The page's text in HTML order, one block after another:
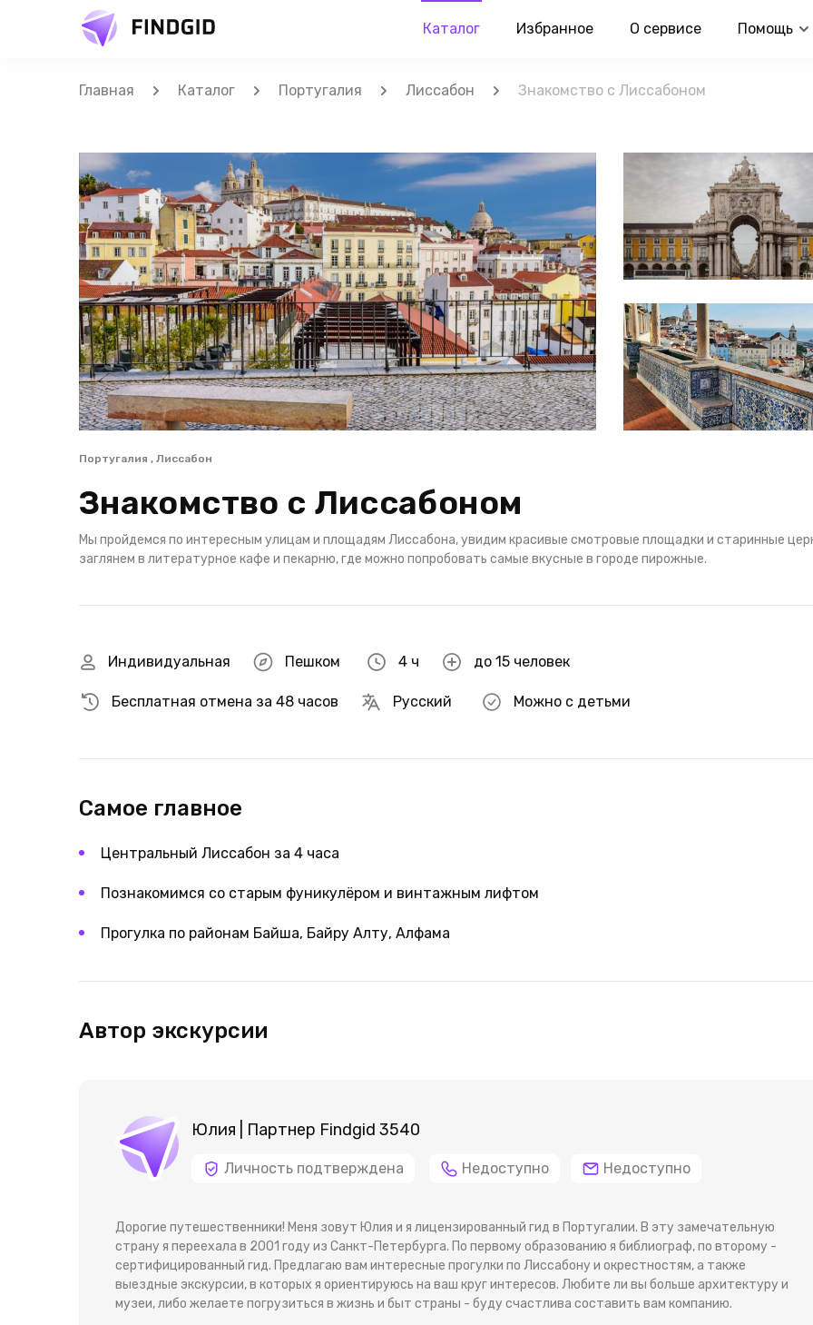
Каталог Избранное О сервисе Помощь
Главная Каталог Португалия Лиссабон Знакомство с Лиссабоном
Португалия , Лиссабон
Знакомство с Лиссабоном
Мы пройдемся по интересным улицам и площадям Лиссабона, увидим красивые смотровые площадки и старинные
заглянем в литературное кафе и пекарню, где можно попробовать самые вкусные в городе пирожные.
Индивидуальная Пешком 4 ч до 15 человек
Бесплатная отмена за 48 часов Русский Можно с детьми
Самое главное
Центральный Лиссабон за 4 часа
Познакомимся со старым фуникулёром и винтажным лифтом
Прогулка по районам Байша, Байру Алту, Алфама
Автор экскурсии
Юлия | Партнер Findgid 3540
Личность подтверждена Недоступно Недоступно
Дорогие путешественники! Меня зовут Юлия и я лицензированный гид в Португалии. В эту замечательную
страну я переехала в 2001 году из Санкт-Петербурга. По первому образованию я библиограф, по второму -
сертифицированный гид. Предлагаю вам интересные прогулки по Лиссабону и окрестностям, а также
выездные экскурсии, в которых я ориентируюсь на ваш круг интересов. Любите ли вы больше архитектуру и
музеи, либо желаете погрузиться в жизнь и быт страны - буду счастлива составить вам компанию.